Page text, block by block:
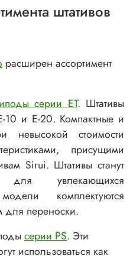
штативов
расширен ассортимент
серии ET. Штативы
10 и E-20. Компактные и
невысокой стоимости
присущими
Sirui. Штативы станут
увлекающихся
комплектуются
переноски.
серии PS. Эти
использоваться как